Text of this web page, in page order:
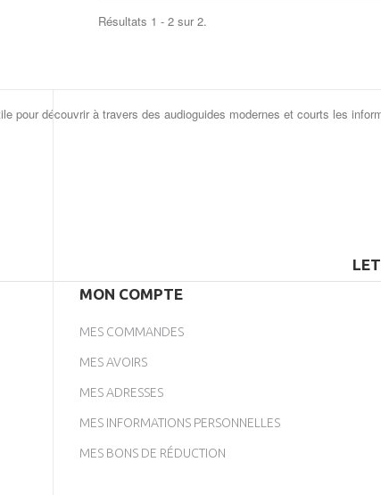
Résultats 1 - 2 sur 2.
pour découvrir à travers des audioguides modernes et courts les
MON COMPTE
MES COMMANDES
MES AVOIRS
MES ADRESSES
MES INFORMATIONS PERSONNELLES
MES BONS DE RÉDUCTION